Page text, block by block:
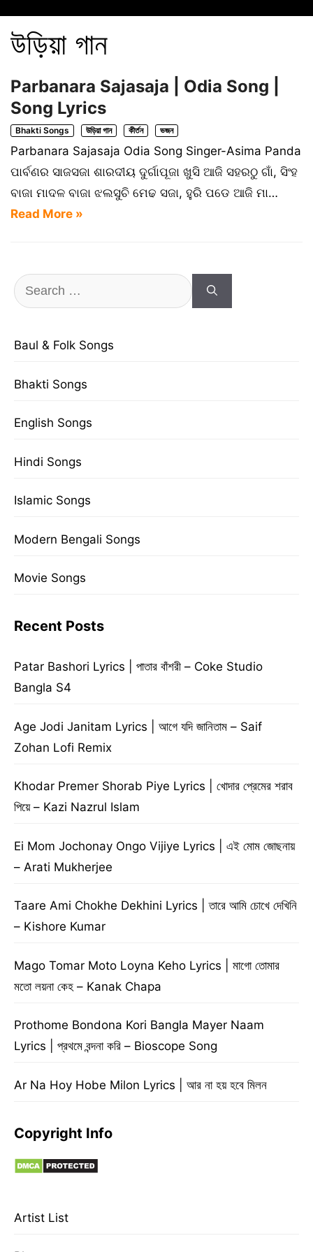
উড়িয়া গান
Parbanara Sajasaja | Odia Song |
Song Lyrics
Bhakti Songs উড়িয়া গান কীর্তন ভজন
Parbanara Sajasaja Odia Song Singer-Asima Panda
ପାର୍ବଣର ସାଜସଜା ଶାରଦୀୟ ଦୁର୍ଗାପୂଜା ଖୁସି ଆଜି ସହରଠୁ ଗାଁ, ସିଂହ
ବାଜା ମାଦଳ ବାଜା ଝଲସୁଚି ମେଢ ସଜା, ହୁରି ପଡେ ଆଜି ମା…
Read More »
Search
for:
Baul & Folk Songs
Bhakti Songs
English Songs
Hindi Songs
Islamic Songs
Modern Bengali Songs
Movie Songs
Recent Posts
Patar Bashori Lyrics | পাতার বাঁশরী – Coke Studio
Bangla S4
Age Jodi Janitam Lyrics | আগে যদি জানিতাম – Saif
Zohan Lofi Remix
Khodar Premer Shorab Piye Lyrics | খোদার প্রেমের শরাব
পিয়ে – Kazi Nazrul Islam
Ei Mom Jochonay Ongo Vijiye Lyrics | এই মোম জোছনায়
– Arati Mukherjee
Taare Ami Chokhe Dekhini Lyrics | তারে আমি চোখে দেখিনি
– Kishore Kumar
Mago Tomar Moto Loyna Keho Lyrics | মাগো তোমার
মতো লয়না কেহ – Kanak Chapa
Prothome Bondona Kori Bangla Mayer Naam
Lyrics | প্রথমে বন্দনা করি – Bioscope Song
Ar Na Hoy Hobe Milon Lyrics | আর না হয় হবে মিলন
Copyright Info
Artist List